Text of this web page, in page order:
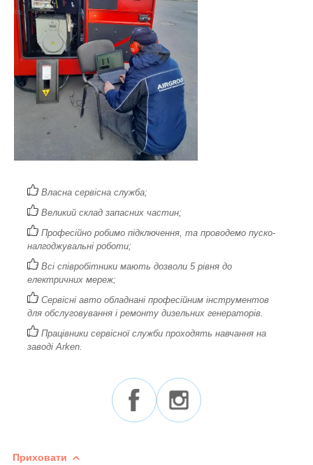
Власна сервісна служба;
Великий склад запасних частин;
Професійно робимо підключення, та проводемо пуско-
налгоджувальні роботи;
Всі співробітники мають дозволи 5 рівня до
електричних мереж;
Сервісні авто обладнані професійним інструментов
для обслуговування і ремонту дизельних генераторів.
Працівники сервісної служби проходять навчання на
заводі Arken.
Приховати